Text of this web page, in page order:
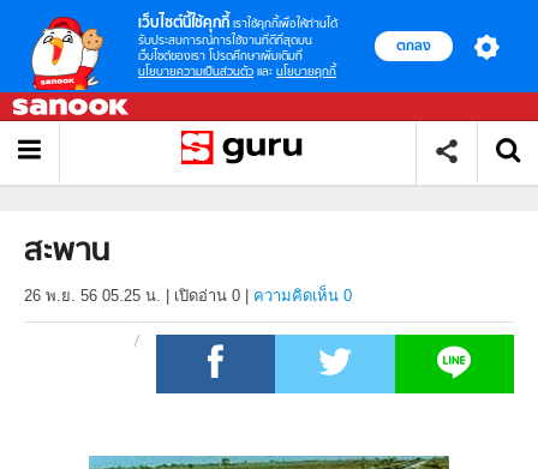
เว็บไซต์นี้ใช้คุกกี้ เราใช้คุกกี้เพื่อให้ท่านได้
รับประสบการณ์การใช้งานที่ดีที่สุดบน
เว็บไซต์ของเรา โปรดศึกษาเพิ่มเติมที่
นโยบายความเป็นส่วนตัว และ นโยบายคุกกี้
ตกลง
สะพาน
26 พ.ย. 56 05.25 น. เปิดอ่าน 0 ความคิดเห็น 0